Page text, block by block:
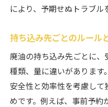
により、予期せぬトラブル
持ち込み先ごとのルール
廃油の持ち込み先ごとに
種類、量に違いがありま
安全性と効率性を考慮し
めです。例えば、事前予